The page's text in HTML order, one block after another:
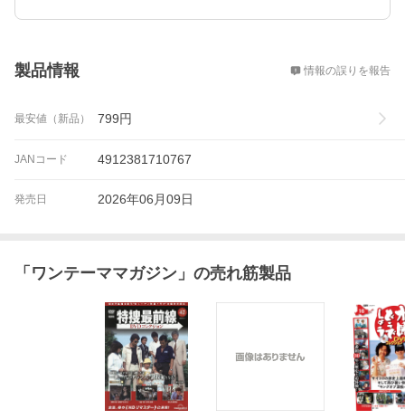
製品情報 情報の誤りを報告
最安値（新品） 799円
JANコード 4912381710767
発売日 2026年06月09日
「 ワンテーママガジン 」の売れ筋製品